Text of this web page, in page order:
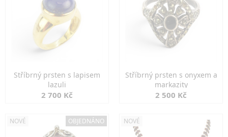
Stříbrný prsten s lapisem
lazuli
2 700 Kč
Stříbrný prsten s onyxem a
markazity
2 500 Kč
NOVÉ OBJEDNÁNO NOVÉ